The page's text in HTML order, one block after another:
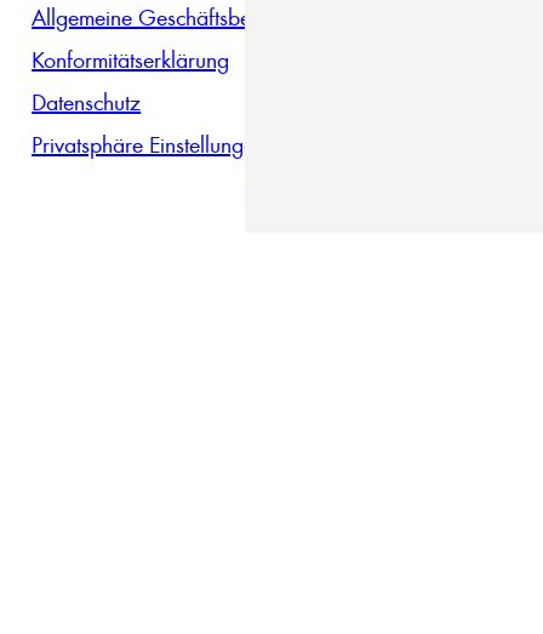
Allgemeine Geschäftsbedingungen
Konformitätserklärung
Datenschutz
Privatsphäre Einstellungen